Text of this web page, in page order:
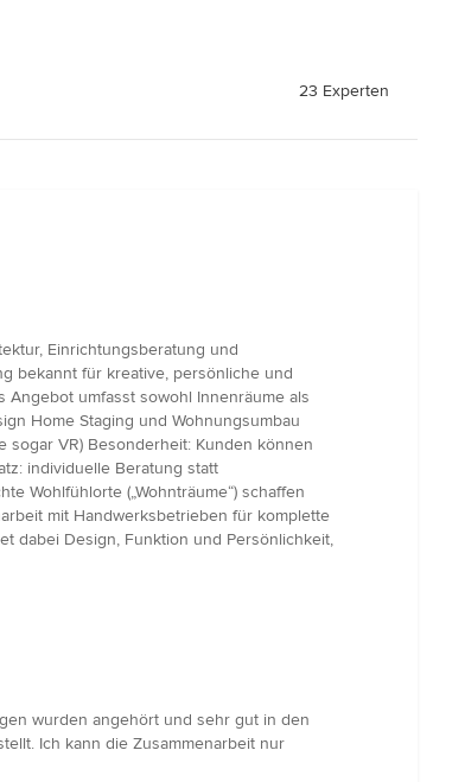
23 Experten
Einrichtungsberatung und
bekannt für kreative, persönliche und
umfasst sowohl Innenräume als
Home Staging und Wohnungsumbau
sogar VR) Besonderheit: Kunden können
individuelle Beratung statt
Wohlfühlorte („Wohnträume“) schaffen
mit Handwerksbetrieben für komplette
dabei Design, Funktion und Persönlichkeit,
wurden angehört und sehr gut in den
Ich kann die Zusammenarbeit nur